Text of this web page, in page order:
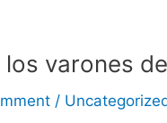
los varones
/